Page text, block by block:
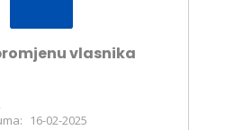
vlasnika
16-02-2025